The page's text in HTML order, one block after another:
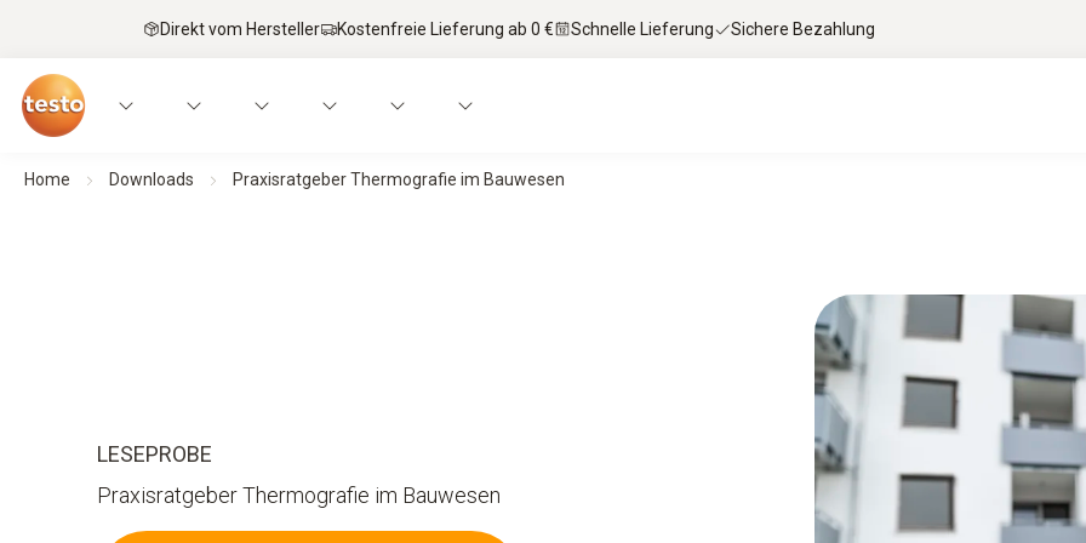
Direkt vom Hersteller Kostenfreie Lieferung ab 0 € Schnelle Lieferung Sichere Bezahlung
Home Downloads Praxisratgeber Thermografie im Bauwesen
LESEPROBE
Praxisratgeber Thermografie im Bauwesen